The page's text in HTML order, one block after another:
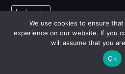
lire la suite
Marché du
crédit carbone :
tout savoir pour
We use cookies to ensure
experience on our website. If you
will assume that you
Ok